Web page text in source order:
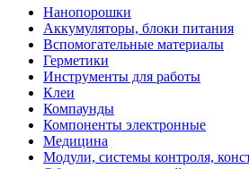
Нанопорошки
Аккумуляторы, блоки питания
Вспомогательные материалы
Герметики
Инструменты для работы
Клеи
Компаунды
Компоненты электронные
Медицина
Модули, системы контроля,